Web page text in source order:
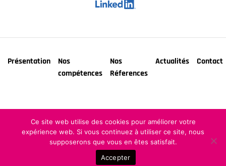
Présentation
Nos
compétences
Nos
Réferences
Actualités Contact
©COPYRIGHT - COTEC 2024 -Mentions Légales & Cookies
Ce site web utilise des cookies pour améliorer votre
expérience web. Si vous continuez à utiliser ce site, nous
supposerons que vous en êtes satisfait.
Accepter